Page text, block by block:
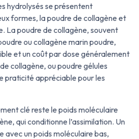
hydrolysés se présentent
formes, la poudre de collagène et
La poudre de collagène, souvent
ou collagène marin poudre,
et un coût par dose généralement
collagène, ou poudre gélules
praticité appréciable pour les
clé reste le poids moléculaire
qui conditionne l’assimilation. Un
avec un poids moléculaire bas,